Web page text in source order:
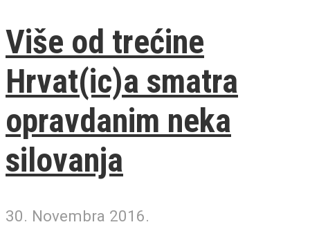
Više od trećine
Hrvat(ic)a smatra
opravdanim neka
silovanja
30. Novembra 2016.